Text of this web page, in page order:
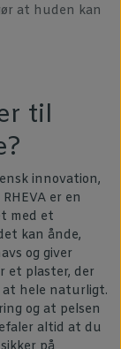
at huden kan
til
innovation,
er en
med et
kan ånde,
og giver
et plaster, der
hele naturligt.
og at pelsen
altid at du